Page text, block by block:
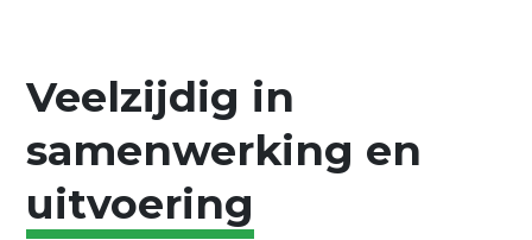
Veelzijdig in
samenwerking en
uitvoering